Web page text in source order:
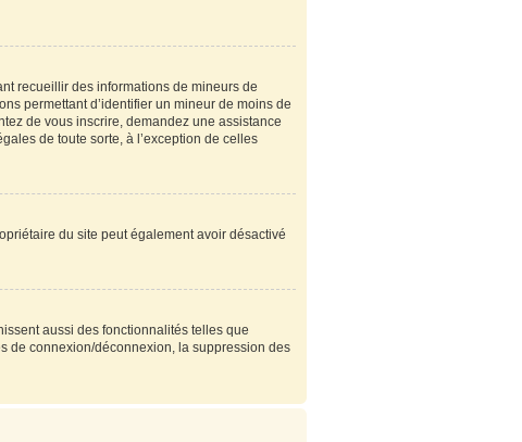
recueillir des informations de mineurs de
permettant d’identifier un mineur de moins de
de vous inscrire, demandez une assistance
de toute sorte, à l’exception de celles
du site peut également avoir désactivé
aussi des fonctionnalités telles que
de connexion/déconnexion, la suppression des